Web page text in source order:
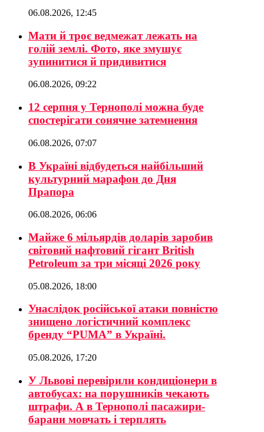
06.08.2026, 12:45
Мати й троє ведмежат лежать на
голій землі. Фото, яке змушує
зупинитися й придивитися
06.08.2026, 09:22
12 серпня у Тернополі можна буде
спостерігати сонячне затемнення
06.08.2026, 07:07
В Україні відбудеться найбільший
культурний марафон до Дня
Прапора
06.08.2026, 06:06
Майже 6 мільярдів доларів заробив
світовий нафтовий гігант British
Petroleum за три місяці 2026 року
05.08.2026, 18:00
Унаслідок російської атаки повністю
знищено логістичний комплекс
бренду “PUMA” в Україні.
05.08.2026, 17:20
У Львові перевірили кондиціонери в
автобусах: на порушників чекають
штрафи. А в Тернополі пасажири-
барани мовчать і терплять